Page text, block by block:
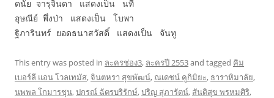
ดนัย จารุจินดา แสดงเป็น นที
อุษณีย์ พึ่งป่า แสดงเป็น โบพา
ฐิภารินทร์ ยอดธนาสวัสดิ์ แสดงเป็น จันทู
This entry was posted in ละครช่อง3, ละครปี 2553and tagged คิม
เบอร์ลี แอน โวลเทมัส, จินตหรา สุขพัฒน์, ณเดชน์ คูกิมิยะ, ธาราหิมาลัย,
นพพล โกมารชุน,ปกรณ์ ฉัตรบริรักษ์,ปริญ สุภารัตน์, สันติสุข พรหมศิริ,